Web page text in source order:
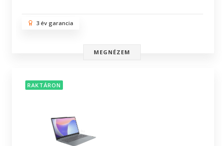
3 év garancia
MEGNÉZEM
RAKTÁRON